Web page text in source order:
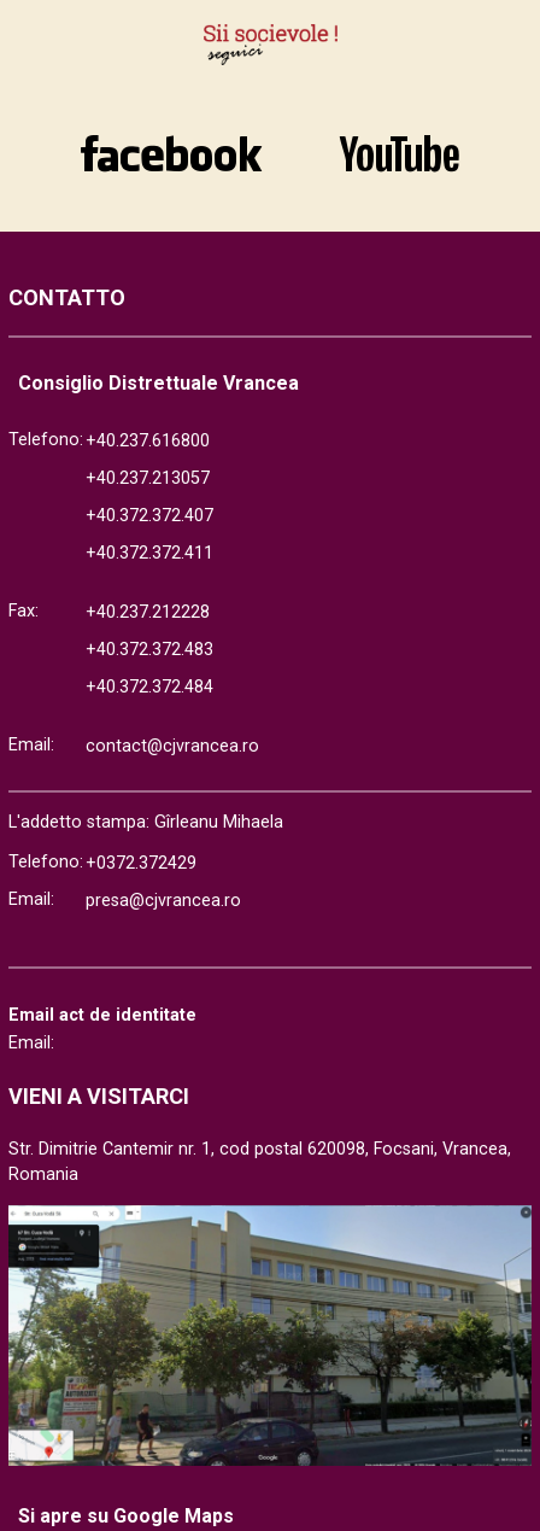
CONTATTO
Consiglio Distrettuale Vrancea
Telefono: +40.237.616800
+40.237.213057
+40.372.372.407
+40.372.372.411
Fax:
+40.237.212228
+40.372.372.483
+40.372.372.484
Email: contact@cjvrancea.ro
L'addetto stampa: Gîrleanu Mihaela
Telefono: +0372.372429
Email:
presa@cjvrancea.ro
Email act de identitate
Email:
VIENI A VISITARCI
Str. Dimitrie Cantemir nr. 1, cod postal 620098, Focsani, Vrancea,
Romania
Si apre su Google Maps